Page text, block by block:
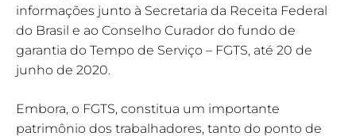
informações junto à Secretaria da Receita Federal
do Brasil e ao Conselho Curador do fundo de
garantia do Tempo de Serviço – FGTS, até 20 de
junho de 2020.
Embora, o FGTS, constitua um importante
patrimônio dos trabalhadores, tanto do ponto de